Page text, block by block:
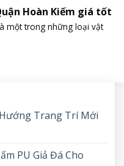
Hoàn Kiếm giá tốt
một trong những loại vật
Trang Trí Mới
PU Giả Đá Cho